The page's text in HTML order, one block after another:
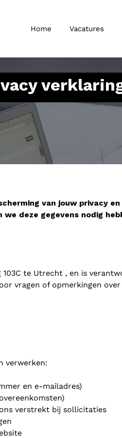
Home Vacatures
van jouw privacy
deze gegevens nodig
te Utrecht , en is
vragen of opmerkingen
verwerken:
en e-mailadres)
verstrekt bij sollicitaties